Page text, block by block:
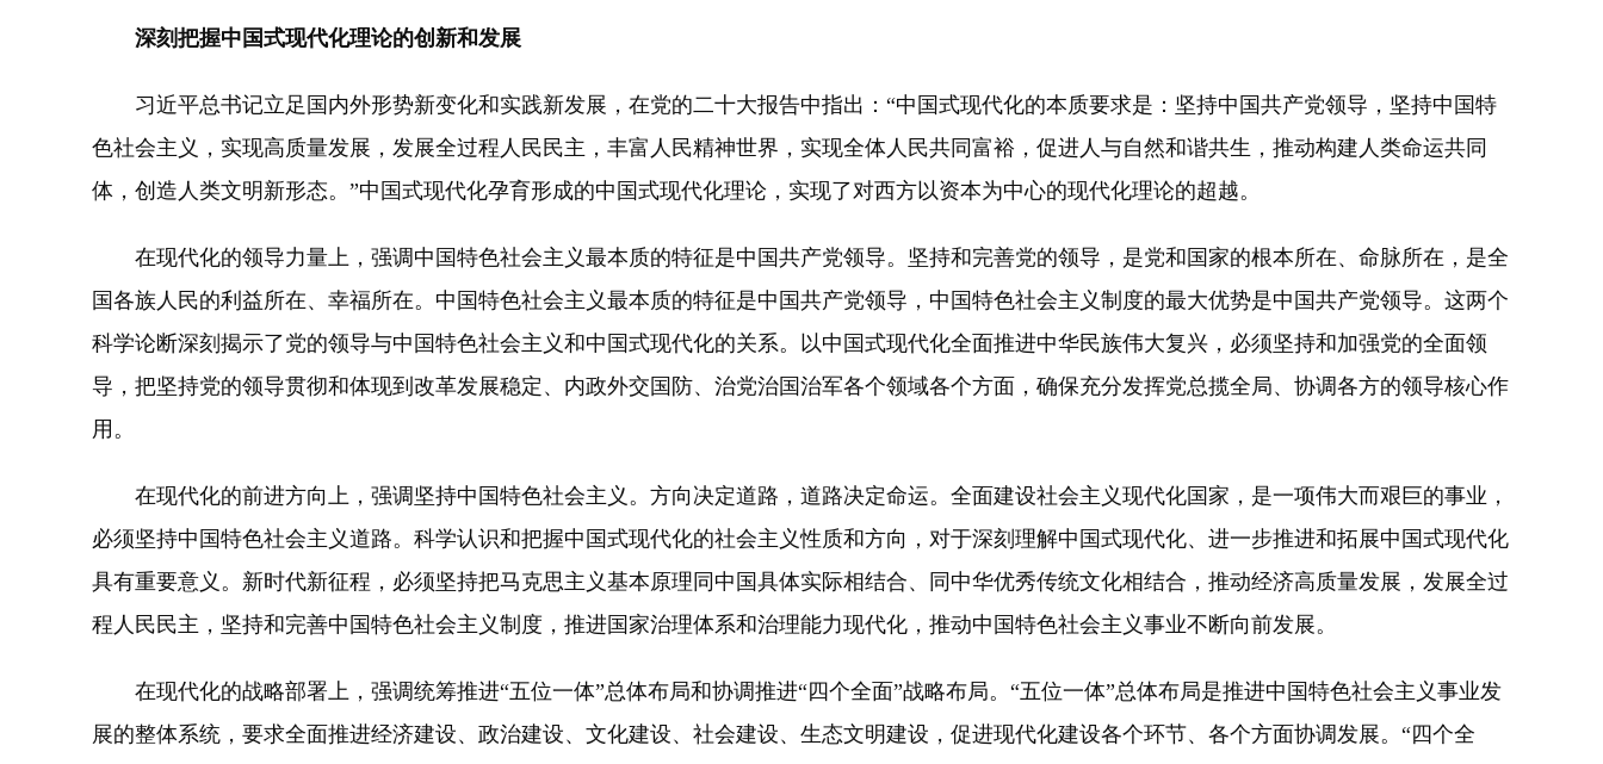
深刻把握中国式现代化理论的创新和发展
习近平总书记立足国内外形势新变化和实践新发展，在党的二十大报告中指出：“中国式现代化的本质要求是：坚持中国共产党领导，坚持中国特
色社会主义，实现高质量发展，发展全过程人民民主，丰富人民精神世界，实现全体人民共同富裕，促进人与自然和谐共生，推动构建人类命运共同
体，创造人类文明新形态。”中国式现代化孕育形成的中国式现代化理论，实现了对西方以资本为中心的现代化理论的超越。
在现代化的领导力量上，强调中国特色社会主义最本质的特征是中国共产党领导。坚持和完善党的领导，是党和国家的根本所在、命脉所在，是全
国各族人民的利益所在、幸福所在。中国特色社会主义最本质的特征是中国共产党领导，中国特色社会主义制度的最大优势是中国共产党领导。这两个
科学论断深刻揭示了党的领导与中国特色社会主义和中国式现代化的关系。以中国式现代化全面推进中华民族伟大复兴，必须坚持和加强党的全面领
导，把坚持党的领导贯彻和体现到改革发展稳定、内政外交国防、治党治国治军各个领域各个方面，确保充分发挥党总揽全局、协调各方的领导核心作
用。
在现代化的前进方向上，强调坚持中国特色社会主义。方向决定道路，道路决定命运。全面建设社会主义现代化国家，是一项伟大而艰巨的事业，
必须坚持中国特色社会主义道路。科学认识和把握中国式现代化的社会主义性质和方向，对于深刻理解中国式现代化、进一步推进和拓展中国式现代化
具有重要意义。新时代新征程，必须坚持把马克思主义基本原理同中国具体实际相结合、同中华优秀传统文化相结合，推动经济高质量发展，发展全过
程人民民主，坚持和完善中国特色社会主义制度，推进国家治理体系和治理能力现代化，推动中国特色社会主义事业不断向前发展。
在现代化的战略部署上，强调统筹推进“五位一体”总体布局和协调推进“四个全面”战略布局。“五位一体”总体布局是推进中国特色社会主义事业发
展的整体系统，要求全面推进经济建设、政治建设、文化建设、社会建设、生态文明建设，促进现代化建设各个环节、各个方面协调发展。“四个全